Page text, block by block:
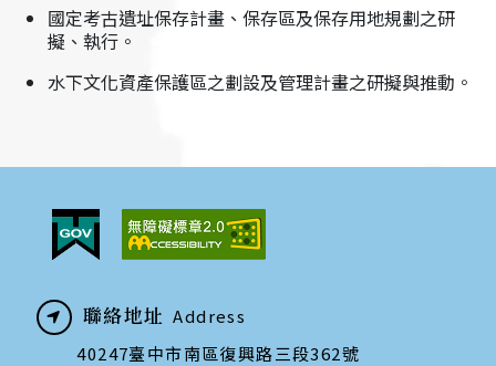
國定考古遺址保存計畫、保存區及保存用地規劃之研
擬、執行。
水下文化資產保護區之劃設及管理計畫之研擬與推動。
聯絡地址 Address
40247臺中市南區復興路三段362號